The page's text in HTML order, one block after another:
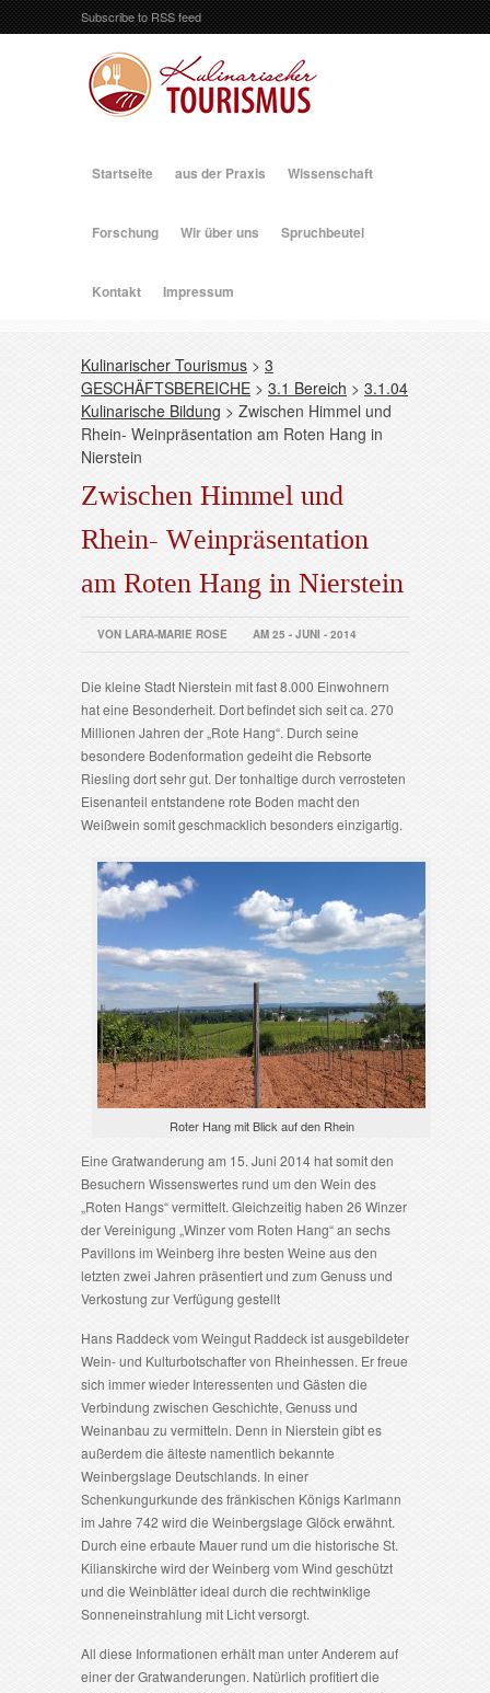
Subscribe to RSS feed
Startseite aus der Praxis Wissenschaft
Forschung Wir über uns Spruchbeutel
Kontakt Impressum
Kulinarischer Tourismus > 3
GESCHÄFTSBEREICHE > 3.1 Bereich > 3.1.04
Kulinarische Bildung > Zwischen Himmel und
Rhein- Weinpräsentation am Roten Hang in
Nierstein
Zwischen Himmel und
Rhein- Weinpräsentation
am Roten Hang in Nierstein
VON LARA-MARIE ROSE AM 25 - JUNI - 2014
Die kleine Stadt Nierstein mit fast 8.000 Einwohnern
hat eine Besonderheit. Dort befindet sich seit ca. 270
Millionen Jahren der „Rote Hang“. Durch seine
besondere Bodenformation gedeiht die Rebsorte
Riesling dort sehr gut. Der tonhaltige durch verrosteten
Eisenanteil entstandene rote Boden macht den
Weißwein somit geschmacklich besonders einzigartig.
Roter Hang mit Blick auf den Rhein
Eine Gratwanderung am 15. Juni 2014 hat somit den
Besuchern Wissenswertes rund um den Wein des
„Roten Hangs“ vermittelt. Gleichzeitig haben 26 Winzer
der Vereinigung „Winzer vom Roten Hang“ an sechs
Pavillons im Weinberg ihre besten Weine aus den
letzten zwei Jahren präsentiert und zum Genuss und
Verkostung zur Verfügung gestellt
Hans Raddeck vom Weingut Raddeck ist ausgebildeter
Wein- und Kulturbotschafter von Rheinhessen. Er freue
sich immer wieder Interessenten und Gästen die
Verbindung zwischen Geschichte, Genuss und
Weinanbau zu vermitteln. Denn in Nierstein gibt es
außerdem die älteste namentlich bekannte
Weinbergslage Deutschlands. In einer
Schenkungurkunde des fränkischen Königs Karlmann
im Jahre 742 wird die Weinbergslage Glöck erwähnt.
Durch eine erbaute Mauer rund um die historische St.
Kilianskirche wird der Weinberg vom Wind geschützt
und die Weinblätter ideal durch die rechtwinklige
Sonneneinstrahlung mit Licht versorgt.
All diese Informationen erhält man unter Anderem auf
einer der Gratwanderungen. Natürlich profitiert die